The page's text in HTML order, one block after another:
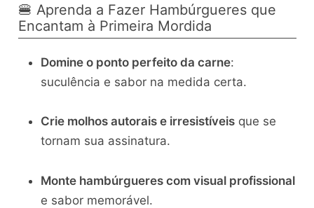
🍔 Aprenda a Fazer Hambúrgueres que
Encantam à Primeira Mordida
Domine o ponto perfeito da carne:
suculência e sabor na medida certa.
Crie molhos autorais e irresistíveisque se
tornam sua assinatura.
Monte hambúrgueres com visual profissional
e sabor memorável.